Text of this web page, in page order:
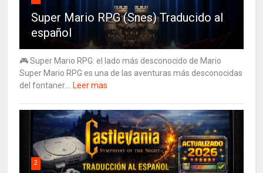
Super Mario RPG (Snes) Traducido al
español
🎮 Super Mario RPG: el lado más desconocido de Mario
Super Mario RPG es una de las aventuras más desconocidas
del fontaner... Leer mas
2